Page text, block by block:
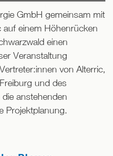
GmbH gemeinsam mit
auf einem Höhenrücken
einen
Veranstaltung
von Alterric,
und des
anstehenden
Projektplanung.